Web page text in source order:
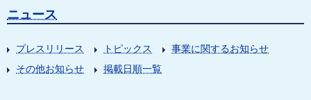
ニュース
プレスリリース トピックス
事業に関するお知らせ
その他お知らせ
掲載日順一覧